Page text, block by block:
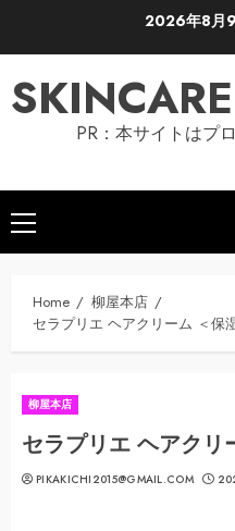
2026年8月
PR：本サイトはプ
Primary
Menu
Home
柳屋本店
セラプリエ ヘアクリーム ＜保
柳屋本店
セラプリエ ヘアク
PIKAKICHI2015@GMAIL.COM